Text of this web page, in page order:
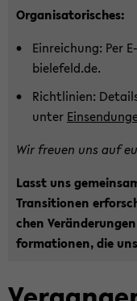
Or­ga­ni­sa­to­ri­sches:
Ein­rei­chung: Per
bielefeld.de.
Richt­li­ni­en:
unter
Wir freu­en uns auf
Lasst uns
Tran­si­tio­nen
chen
for­ma­tio­nen, die